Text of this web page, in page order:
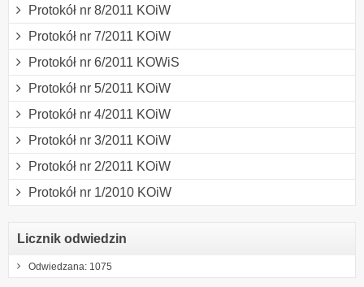
Protokół nr 8/2011 KOiW
Protokół nr 7/2011 KOiW
Protokół nr 6/2011 KOWiS
Protokół nr 5/2011 KOiW
Protokół nr 4/2011 KOiW
Protokół nr 3/2011 KOiW
Protokół nr 2/2011 KOiW
Protokół nr 1/2010 KOiW
Licznik odwiedzin
Odwiedzana: 1075